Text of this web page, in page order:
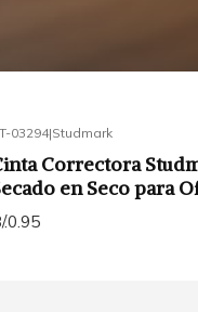
03294|Studmark
Correctora
en Seco para
.0.95